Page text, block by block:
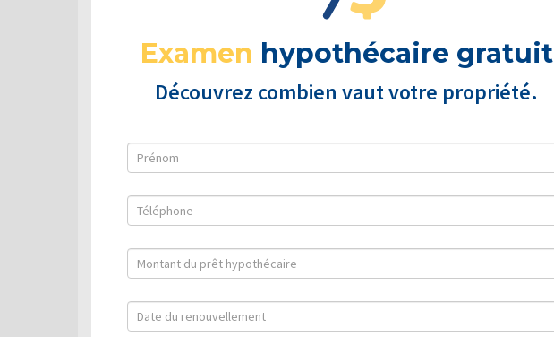
Examen hypothécaire gratuit
Découvrez combien vaut votre propriété.